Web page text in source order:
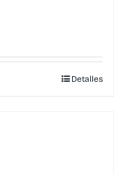
Detalles